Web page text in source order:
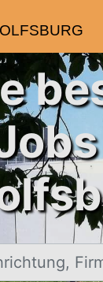
Firma